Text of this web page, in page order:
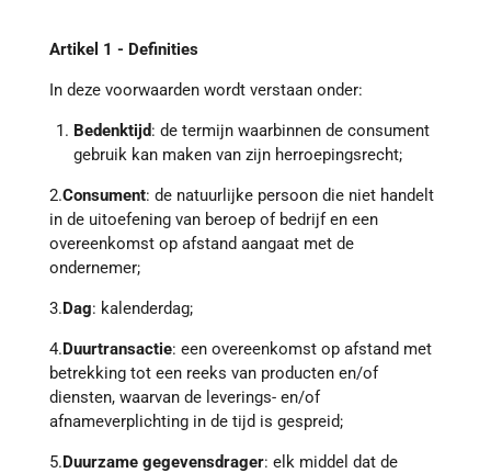
Artikel 1 - Definities
In deze voorwaarden wordt verstaan onder:
Bedenktijd: de termijn waarbinnen de consument
gebruik kan maken van zijn herroepingsrecht;
2.Consument: de natuurlijke persoon die niet handelt
in de uitoefening van beroep of bedrijf en een
overeenkomst op afstand aangaat met de
ondernemer;
3.Dag: kalenderdag;
4.Duurtransactie: een overeenkomst op afstand met
betrekking tot een reeks van producten en/of
diensten, waarvan de leverings- en/of
afnameverplichting in de tijd is gespreid;
5.Duurzame gegevensdrager: elk middel dat de